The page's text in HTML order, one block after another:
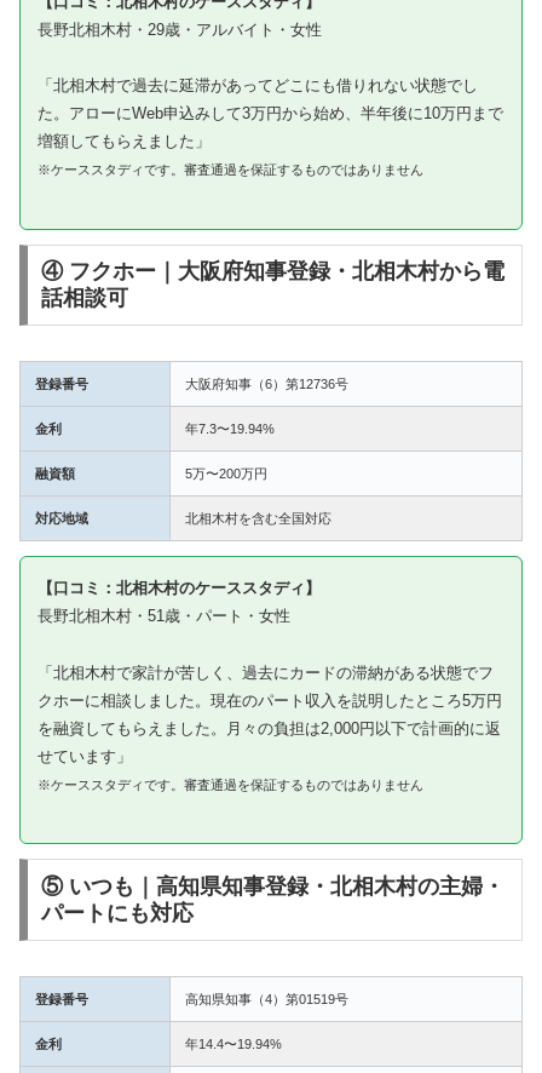
長野北相木村・29歳・アルバイト・女性
「北相木村で過去に延滞があってどこにも借りれない状態でし
た。アローにWeb申込みして3万円から始め、半年後に10万円まで
増額してもらえました」
※ケーススタディです。審査通過を保証するものではありません
④ フクホー｜大阪府知事登録・北相木村から電
話相談可
登録番号 大阪府知事（6）第12736号
金利 年7.3〜19.94%
融資額 5万〜200万円
対応地域 北相木村を含む全国対応
【口コミ：北相木村のケーススタディ】
長野北相木村・51歳・パート・女性
「北相木村で家計が苦しく、過去にカードの滞納がある状態でフ
クホーに相談しました。現在のパート収入を説明したところ5万円
を融資してもらえました。月々の負担は2,000円以下で計画的に返
せています」
※ケーススタディです。審査通過を保証するものではありません
⑤ いつも｜高知県知事登録・北相木村の主婦・
パートにも対応
登録番号 高知県知事（4）第01519号
金利 年14.4〜19.94%